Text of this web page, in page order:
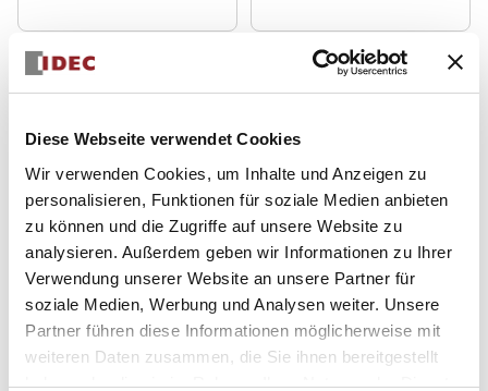
Diese Webseite verwendet Cookies
Wir verwenden Cookies, um Inhalte und Anzeigen zu
personalisieren, Funktionen für soziale Medien anbieten
zu können und die Zugriffe auf unsere Website zu
analysieren. Außerdem geben wir Informationen zu Ihrer
Verwendung unserer Website an unsere Partner für
soziale Medien, Werbung und Analysen weiter. Unsere
Partner führen diese Informationen möglicherweise mit
weiteren Daten zusammen, die Sie ihnen bereitgestellt
haben oder die sie im Rahmen Ihrer Nutzung der Dienste
LW 25mm Flush Mount
LW7S-3C7
WÄHLSCHALTER
LW 25mm Flush Mount
LW7S-3C6M
WÄHLSCHALTER